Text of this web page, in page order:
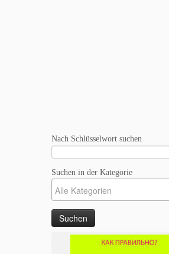
Nach Schlüsselwort suchen
Suchen in der Kategorie